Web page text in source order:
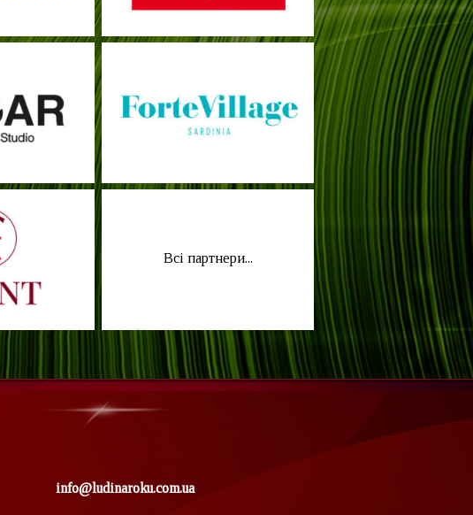
Всі партнери...
info@ludinaroku.com.ua